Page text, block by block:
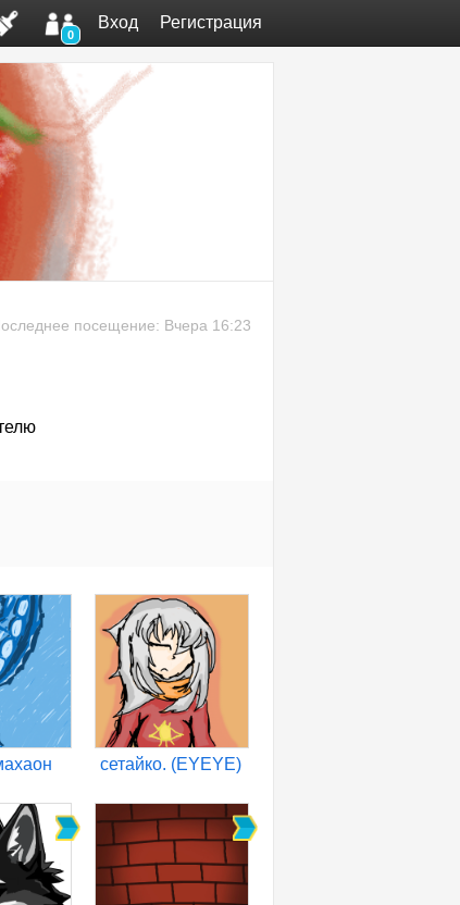
0
Вход Регистрация
посещение: Вчера 16:23
сетайко. (EYEYE)